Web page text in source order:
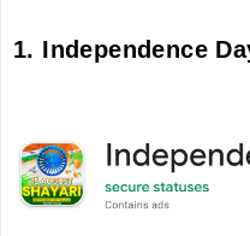
1. Independence